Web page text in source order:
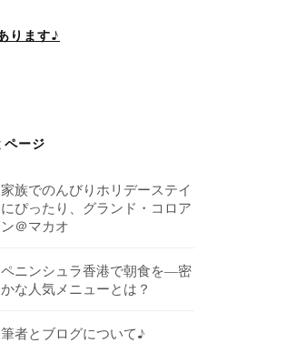
ります♪
ページ
家族でのんびりホリデーステイ
にぴったり、グランド・コロア
ン＠マカオ
ペニンシュラ香港で朝食を―密
かな人気メニューとは？
筆者とブログについて♪